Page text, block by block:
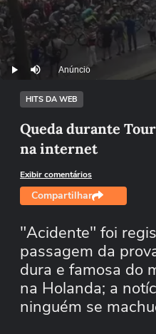
Play Mutar Anúncio
HITS DA WEB
Queda durante
na internet
Exibir comentários
Compartilhar
"Acidente" foi
passagem da
dura e famosa do
na Holanda; a
ninguém se